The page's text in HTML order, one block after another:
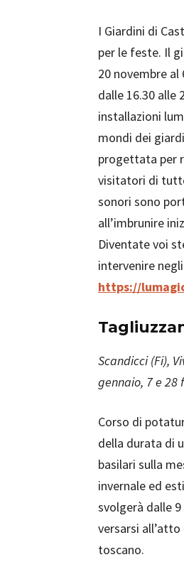
I Giardini di
per le feste. Il
20 novembre
dalle 16.30 alle
installazioni
mondi dei
progettata per
visitatori di
sonori sono
all’imbrunire
Diventate voi
intervenire
https://
Scandicci (Fi),
gennaio, 7 e 28
Corso di
della durata di
basilari sulla
invernale ed
svolgerà dalle
versarsi
toscano.